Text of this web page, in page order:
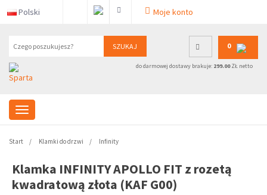
Polski Moje konto
SZUKAJ 0
do darmowej dostawy brakuje: 299.00ZŁ netto
Start Klamki do drzwi Infinity
Klamka INFINITY APOLLO FIT z rozetą
kwadratową złota (KAF G00)